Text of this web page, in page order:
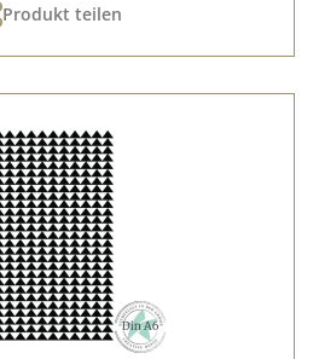
Produkt teilen